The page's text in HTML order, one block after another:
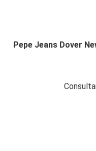
Pepe Jeans Dover